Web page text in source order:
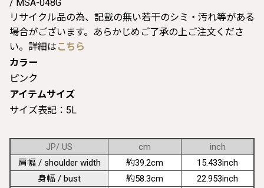
/ MSA-048G
リサイクル品の為、記載の無い若干のシミ・汚れ等がある
場合がございます。あらかじめご了承の上ご注文くださ
い。詳細は こちら
カラー
ピンク
アイテムサイズ
サイズ表記：5L
JP/ US cm
inch
肩幅 / shoulder width
約39.2cm
15.433inch
身幅 / bust
約58.3cm
22.953inch